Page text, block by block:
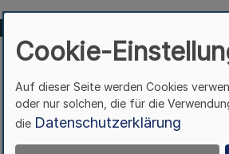
Veranstaltung von
oder -turnieren
Cookie-
Auf dieser Seite werden Cookies
oder nur solchen, die für die
die Datenschutzerklärung